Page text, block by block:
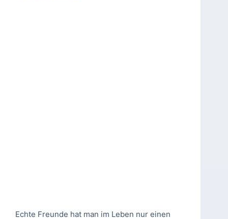
Echte Freunde hat man im Leben nur einen